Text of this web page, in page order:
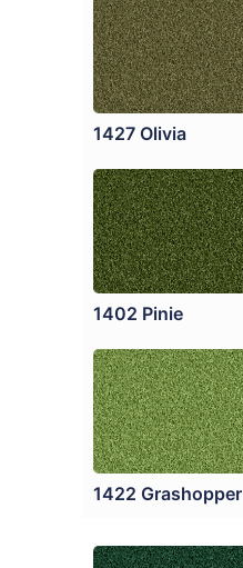
1427 Olivia
1402 Pinie
1422 Grashopper